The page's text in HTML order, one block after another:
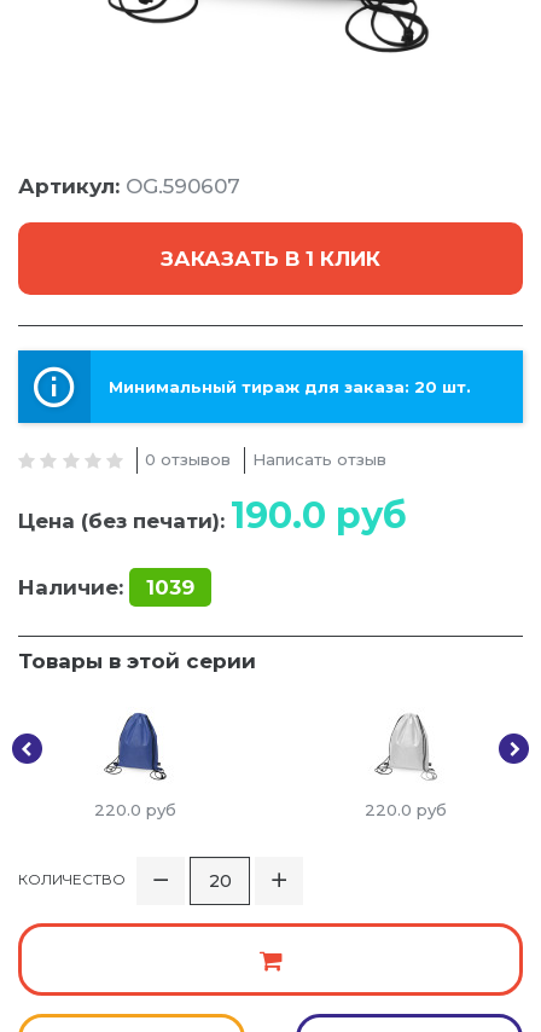
Артикул: OG.590607
ЗАКАЗАТЬ В 1 КЛИК
Минимальный тираж для заказа: 20 шт.
0 отзывов Написать отзыв
Цена (без печати): 190.0 руб
Наличие: 1039
Товары в этой серии
220.0 руб 220.0 руб
КОЛИЧЕСТВО